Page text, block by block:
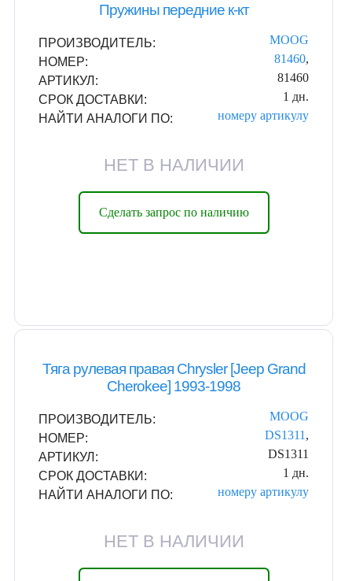
Пружины передние к-кт
ПРОИЗВОДИТЕЛЬ:
MOOG
НОМЕР:
81460,
АРТИКУЛ:
81460
СРОК ДОСТАВКИ:
1 дн.
НАЙТИ АНАЛОГИ ПО:
номеру артикулу
НЕТ В НАЛИЧИИ
Сделать запрос по наличию
Тяга рулевая правая Chrysler [Jeep Grand
Cherokee] 1993-1998
ПРОИЗВОДИТЕЛЬ:
MOOG
НОМЕР:
DS1311,
АРТИКУЛ:
DS1311
СРОК ДОСТАВКИ:
1 дн.
НАЙТИ АНАЛОГИ ПО:
номеру артикулу
НЕТ В НАЛИЧИИ